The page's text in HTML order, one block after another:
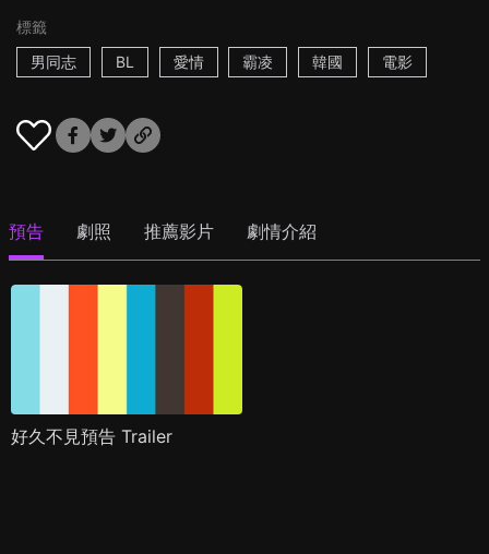
標籤
男同志
BL 愛情 霸凌 韓國 電影
預告 劇照 推薦影片 劇情介紹
好久不見預告 Trailer